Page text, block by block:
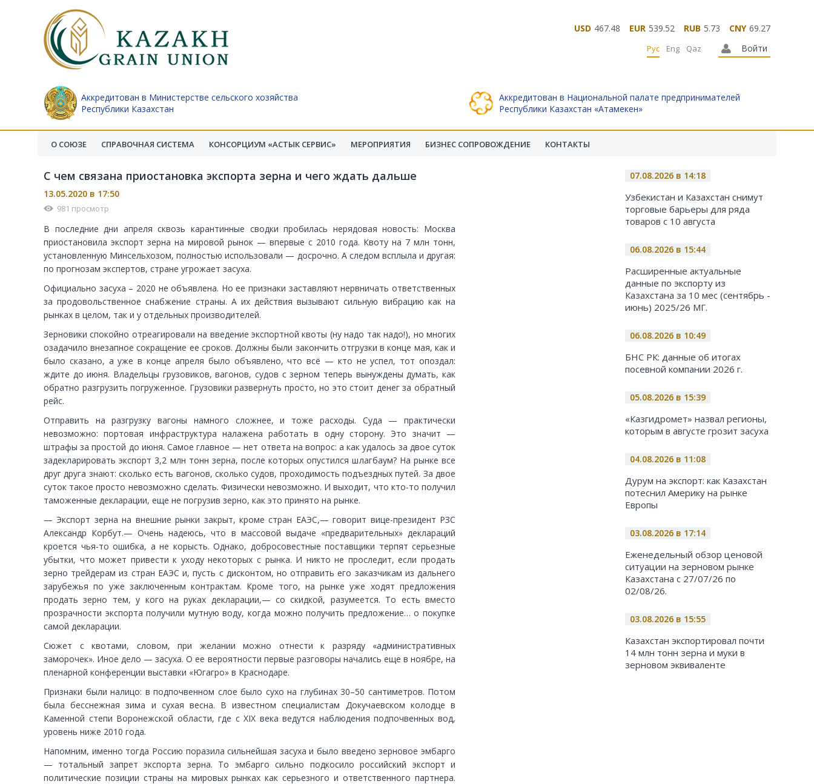
USD 467.48 EUR 539.52 RUB 5.73 CNY 69.27
Войти
Рус Eng Qaz
Аккредитован в Министерстве сельского хозяйства
Республики Казахстан
Аккредитован в Национальной палате предпринимателей
Республики Казахстан «Атамекен»
О СОЮЗЕ СПРАВОЧНАЯ СИСТЕМА КОНСОРЦИУМ «АСТЫК СЕРВИС» МЕРОПРИЯТИЯ БИЗНЕС СОПРОВОЖДЕНИЕ КОНТАКТЫ
С чем связана приостановка экспорта зерна и чего ждать дальше
13.05.2020 в 17:50
981 просмотр
В последние дни апреля сквозь карантинные сводки пробилась нерядовая новость: Москва
приостановила экспорт зерна на мировой рынок — впервые с 2010 года. Квоту на 7 млн тонн,
установленную Минсельхозом, полностью использовали — досрочно. А следом всплыла и другая:
по прогнозам экспертов, стране угрожает засуха.
Официально засуха – 2020 не объявлена. Но ее признаки заставляют нервничать ответственных
за продовольственное снабжение страны. А их действия вызывают сильную вибрацию как на
рынках в целом, так и у отдельных производителей.
Зерновики спокойно отреагировали на введение экспортной квоты (ну надо так надо!), но многих
озадачило внезапное сокращение ее сроков. Должны были закончить отгрузки в конце мая, как и
было сказано, а уже в конце апреля было объявлено, что всё — кто не успел, тот опоздал:
ждите до июня. Владельцы грузовиков, вагонов, судов с зерном теперь вынуждены думать, как
обратно разгрузить погруженное. Грузовики развернуть просто, но это стоит денег за обратный
рейс.
Отправить на разгрузку вагоны намного сложнее, и тоже расходы. Суда — практически
невозможно: портовая инфраструктура налажена работать в одну сторону. Это значит —
штрафы за простой до июня. Самое главное — нет ответа на вопрос: а как удалось за двое суток
задекларировать экспорт 3,2 млн тонн зерна, после которых опустился шлагбаум? На рынке все
друг друга знают: сколько есть вагонов, сколько судов, проходимость подъездных путей. За двое
суток такое просто невозможно сделать. Физически невозможно. И выходит, что кто-то получил
таможенные декларации, еще не погрузив зерно, как это принято на рынке.
— Экспорт зерна на внешние рынки закрыт, кроме стран ЕАЭС,— говорит вице-президент РЗС
Александр Корбут.— Очень надеюсь, что в массовой выдаче «предварительных» деклараций
кроется чья-то ошибка, а не корысть. Однако, добросовестные поставщики терпят серьезные
убытки, что может привести к уходу некоторых с рынка. И никто не проследит, если продать
зерно трейдерам из стран ЕАЭС и, пусть с дисконтом, но отправить его заказчикам из дальнего
зарубежья по уже заключенным контрактам. Кроме того, на рынке уже ходят предложения
продать зерно тем, у кого на руках декларации,— со скидкой, разумеется. То есть вместо
прозрачности экспорта получили мутную воду, когда можно получить предложение… о покупке
самой декларации.
Сюжет с квотами, словом, при желании можно отнести к разряду «административных
заморочек». Иное дело — засуха. О ее вероятности первые разговоры начались еще в ноябре, на
пленарной конференции выставки «Югагро» в Краснодаре.
Признаки были налицо: в подпочвенном слое было сухо на глубинах 30–50 сантиметров. Потом
была бесснежная зима и сухая весна. В известном специалистам Докучаевском колодце в
Каменной степи Воронежской области, где с XIX века ведутся наблюдения подпочвенных вод,
уровень ниже 2010 года.
Напомним, именно тогда Россию поразила сильнейшая засуха и было введено зерновое эмбарго
— тотальный запрет экспорта зерна. То эмбарго сильно подкосило российский экспорт и
политические позиции страны на мировых рынках как серьезного и ответственного партнера.
07.08.2026 в 14:18
Узбекистан и Казахстан снимут
торговые барьеры для ряда
товаров с 10 августа
06.08.2026 в 15:44
Расширенные актуальные
данные по экспорту из
Казахстана за 10 мес (сентябрь -
июнь) 2025/26 МГ.
06.08.2026 в 10:49
БНС РК: данные об итогах
посевной компании 2026 г.
05.08.2026 в 15:39
«Казгидромет» назвал регионы,
которым в августе грозит засуха
04.08.2026 в 11:08
Дурум на экспорт: как Казахстан
потеснил Америку на рынке
Европы
03.08.2026 в 17:14
Еженедельный обзор ценовой
ситуации на зерновом рынке
Казахстана с 27/07/26 по
02/08/26.
03.08.2026 в 15:55
Казахстан экспортировал почти
14 млн тонн зерна и муки в
зерновом эквиваленте